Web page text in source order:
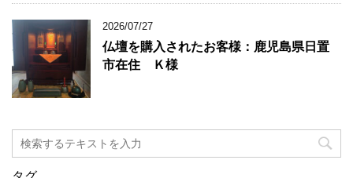
2026/07/27
仏壇を購入されたお客様：鹿児島県日置
市在住 Ｋ様